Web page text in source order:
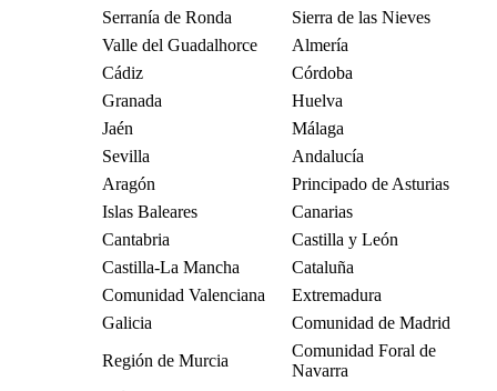
Serranía de Ronda
Sierra de las Nieves
Valle del Guadalhorce
Almería
Cádiz
Córdoba
Granada
Huelva
Jaén
Málaga
Sevilla
Andalucía
Aragón
Principado de Asturias
Islas Baleares
Canarias
Cantabria
Castilla y León
Castilla-La Mancha
Cataluña
Comunidad Valenciana
Extremadura
Galicia
Comunidad de Madrid
Región de Murcia
Comunidad Foral de
Navarra